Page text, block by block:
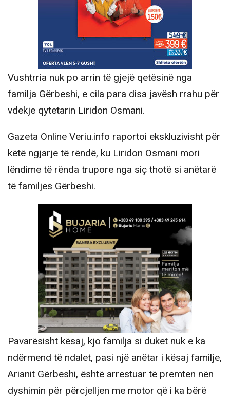
Vushtrria nuk po arrin të gjejë qetësinë nga
familja Gërbeshi, e cila para disa javësh rrahu për
vdekje qytetarin Liridon Osmani.
Gazeta Online Veriu.info raportoi ekskluzivisht për
këtë ngjarje të rëndë, ku Liridon Osmani mori
lëndime të rënda trupore nga siç thotë si anëtarë
të familjes Gërbeshi.
Pavarësisht kësaj, kjo familja si duket nuk e ka
ndërmend të ndalet, pasi një anëtar i kësaj familje,
Arianit Gërbeshi, është arrestuar të premten nën
dyshimin për përcjelljen me motor që i ka bërë